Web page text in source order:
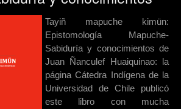
Tayiñ mapuche kimün:
Epistomología Mapuche-
Sabiduría y conocimientos de
Juan Ñanculef Huaiquinao: la
página Cátedra Indígena de la
Universidad de Chile publicó
este libro con mucha